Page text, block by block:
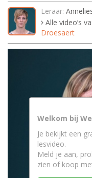
Leraar:
Alle video’s
Droesaert
Welkom bij
Je bekijkt een
lesvideo.
Meld je aan,
zien of koop